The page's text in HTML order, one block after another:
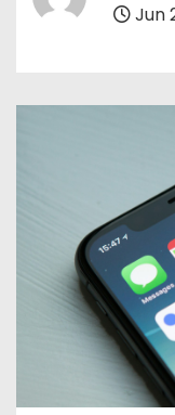
Jun